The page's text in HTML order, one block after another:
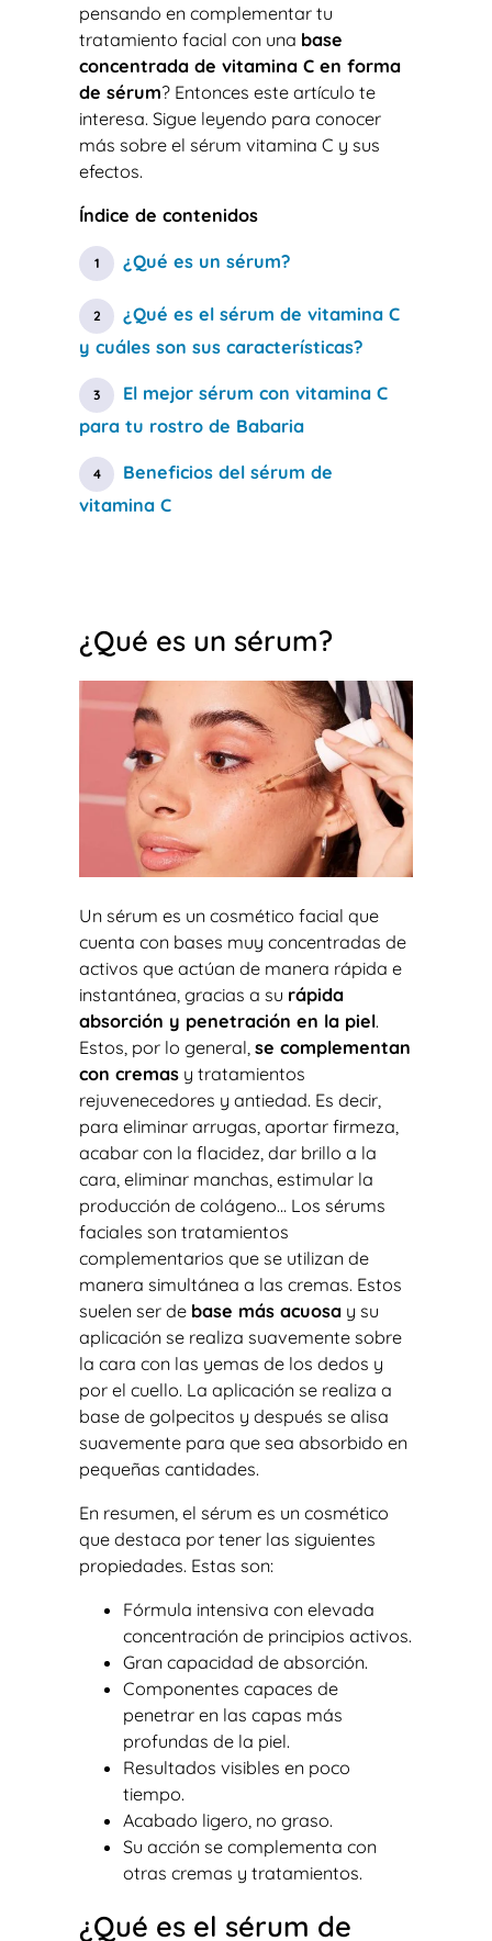
pensando en complementar tu
tratamiento facial con una base
concentrada de vitamina C en forma
de sérum? Entonces este artículo te
interesa. Sigue leyendo para conocer
más sobre el sérum vitamina C y sus
efectos.
Índice de contenidos
¿Qué es un sérum?
¿Qué es el sérum de vitamina C
y cuáles son sus características?
El mejor sérum con vitamina C
para tu rostro de Babaria
Beneficios del sérum de
vitamina C
¿Qué es un sérum?
Un sérum es un cosmético facial que
cuenta con bases muy concentradas de
activos que actúan de manera rápida e
instantánea, gracias a su rápida
absorción y penetración en la piel.
Estos, por lo general, se complementan
con cremas y tratamientos
rejuvenecedores y antiedad. Es decir,
para eliminar arrugas, aportar firmeza,
acabar con la flacidez, dar brillo a la
cara, eliminar manchas, estimular la
producción de colágeno… Los sérums
faciales son tratamientos
complementarios que se utilizan de
manera simultánea a las cremas. Estos
suelen ser de base más acuosa y su
aplicación se realiza suavemente sobre
la cara con las yemas de los dedos y
por el cuello. La aplicación se realiza a
base de golpecitos y después se alisa
suavemente para que sea absorbido en
pequeñas cantidades.
En resumen, el sérum es un cosmético
que destaca por tener las siguientes
propiedades. Estas son:
Fórmula intensiva con elevada
concentración de principios activos.
Gran capacidad de absorción.
Componentes capaces de
penetrar en las capas más
profundas de la piel.
Resultados visibles en poco
tiempo.
Acabado ligero, no graso.
Su acción se complementa con
otras cremas y tratamientos.
¿Qué es el sérum de